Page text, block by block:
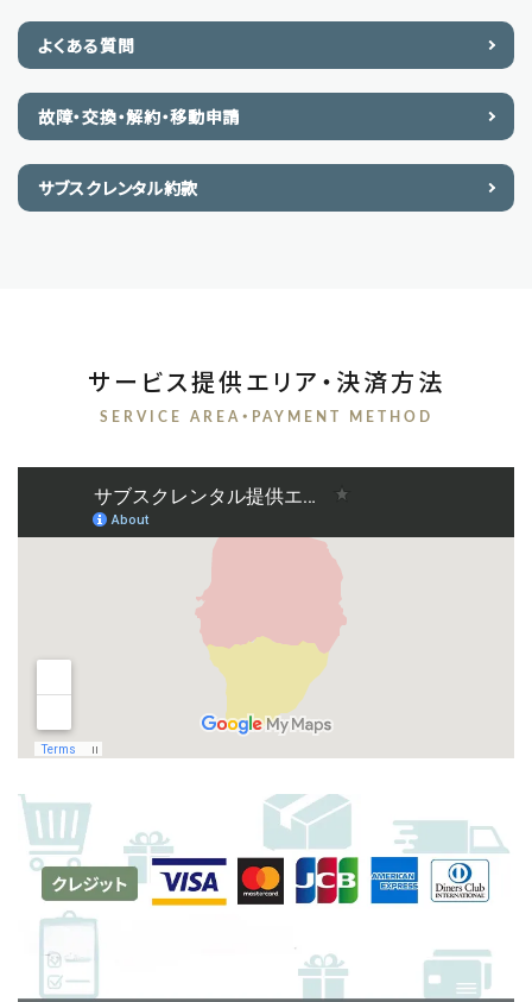
よくある質問
故障・交換・解約・移動申請
サブスクレンタル約款
サービス提供エリア・決済方法
SERVICE AREA・PAYMENT METHOD